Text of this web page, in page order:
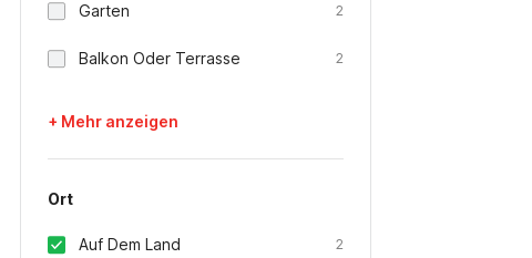
Garten 2
Balkon Oder Terrasse 2
+ Mehr anzeigen
Ort
Auf Dem Land 2